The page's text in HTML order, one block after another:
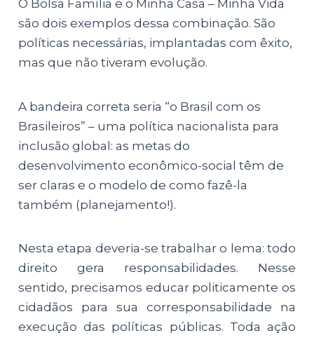
O Bolsa Família e o Minha Casa – Minha Vida
são dois exemplos dessa combinação. São
políticas necessárias, implantadas com êxito,
mas que não tiveram evolução.
A bandeira correta seria “o Brasil com os
Brasileiros” – uma política nacionalista para
inclusão global: as metas do
desenvolvimento econômico-social têm de
ser claras e o modelo de como fazê-la
também (planejamento!).
Nesta etapa deveria-se trabalhar o lema: todo
direito gera responsabilidades. Nesse
sentido, precisamos educar politicamente os
cidadãos para sua corresponsabilidade na
execução das políticas públicas. Toda ação